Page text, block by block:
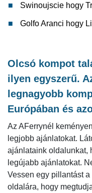
Swinoujscie hogy
Golfo Aranci hogy
Olcsó kompot
ilyen egyszerű.
legnagyobb
Európában és
Az AFerrynél
legjobb ajánlatokat.
ajánlataink oldalunkat,
legújabb ajánlatokat.
Vessen egy pillantást
oldalára, hogy